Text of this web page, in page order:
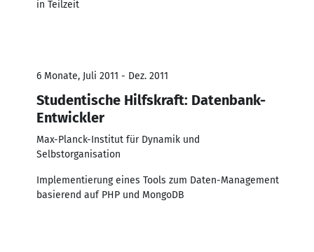
in Teilzeit
6 Monate, Juli 2011 - Dez. 2011
Studentische Hilfskraft: Datenbank-
Entwickler
Max-Planck-Institut für Dynamik und
Selbstorganisation
Implementierung eines Tools zum Daten-Management
basierend auf PHP und MongoDB